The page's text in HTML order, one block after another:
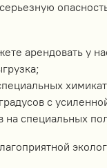
арендовать у
с
на специальных